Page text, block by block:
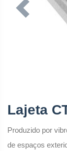
Previous
Lajeta
Produzido por
de espaços